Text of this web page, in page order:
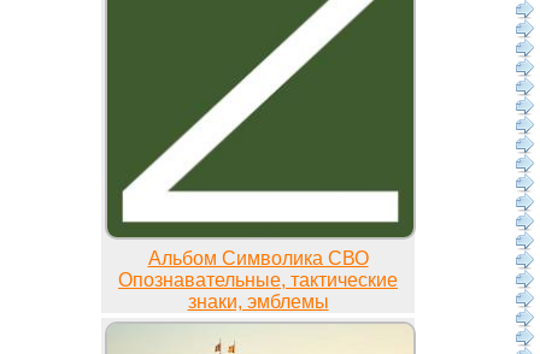
Альбом Символика СВО
Опознавательные, тактические
знаки, эмблемы